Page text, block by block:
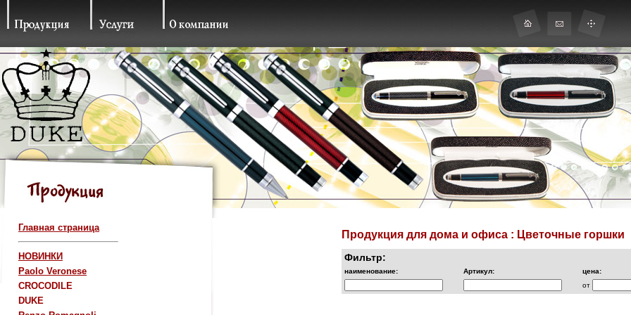
Главная страница
НОВИНКИ
Paolo Veronese
CROCODILE
DUKE
Продукция для дома и офиса : Цветочные горшки
Фильтр:
наименование: Артикул:
цена:
от